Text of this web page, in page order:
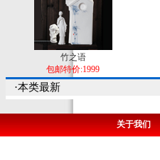
竹之语
包邮特价:1999
·本类最新
关于我们